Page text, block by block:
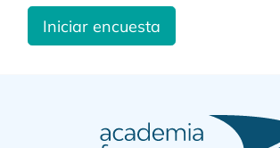
Iniciar encuesta